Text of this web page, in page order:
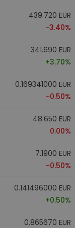
439.720 EUR
-3.40%
341.690 EUR
+3.70%
0.169341000 EUR
-0.50%
48.650 EUR
0.00%
7.1900 EUR
-0.50%
0.141496000 EUR
+0.50%
0.865670 EUR